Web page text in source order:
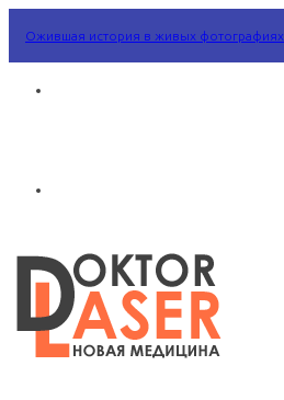
Ожившая история в живых фотографиях